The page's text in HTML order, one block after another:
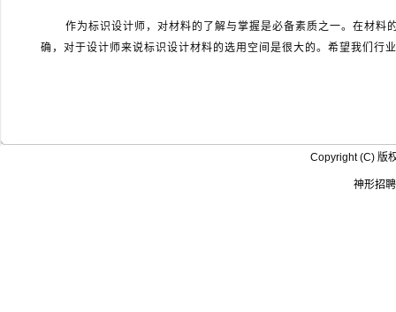
作为标识设计师，对材料的了解与掌握是必备素质之一。在材
确，对于设计师来说标识设计材料的选用空间是很大的。希望我们行
Copyright (C) 版
神形招聘